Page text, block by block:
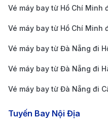
Địa chỉ: 105, Moo 1,
83110, Thái Lan.
Mã quốc gia : +66.
Hotline : +66 76 351
Sân bay nằm cách trung
khách có thể lựa chọn
Vé máy bay từ Hồ Chí Minh
Vé máy bay từ Hồ Chí Minh
Vé máy bay từ Đà Nẵng đi
Vé máy bay từ Đà Nẵng đi
Vé máy bay từ Đà Nẵng đi
Tuyến Bay Nội Địa